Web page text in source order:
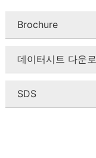
Brochure
데이터시트 다운
SDS